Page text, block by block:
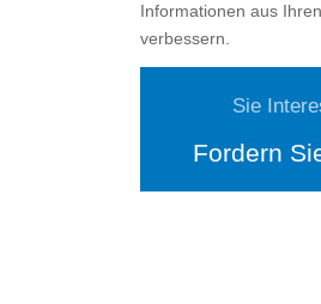
Informationen aus
verbessern.
Sie
Fordern